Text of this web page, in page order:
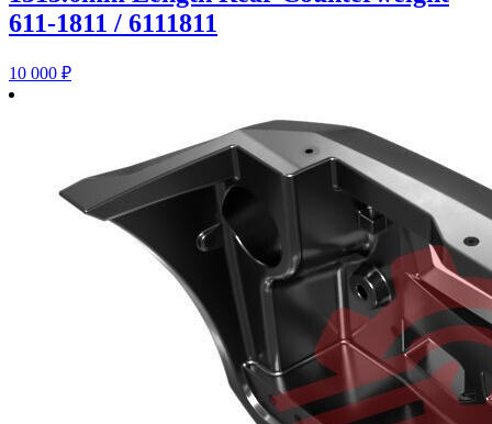
611-1811 / 6111811
10 000 ₽